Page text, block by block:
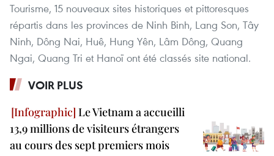
Tourisme, 15 nouveaux sites historiques et pittoresques
répartis dans les provinces de Ninh Binh, Lang Son, Tây
Ninh, Dông Nai, Huê, Hung Yên, Lâm Dông, Quang
Ngai, Quang Tri et Hanoï ont été classés site national.
VOIR PLUS
Le Vietnam a accueilli
13,9 millions de visiteurs étrangers
au cours des sept premiers mois